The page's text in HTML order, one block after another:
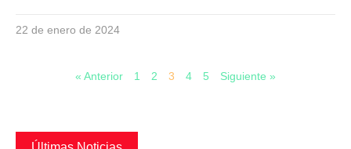
22 de enero de 2024
« Anterior 1 2 3 4 5 Siguiente »